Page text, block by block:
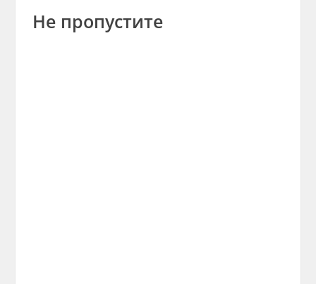
Не пропустите